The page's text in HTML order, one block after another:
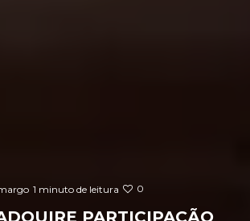
1 minuto de leitura 0
PARTICIPAÇÃO